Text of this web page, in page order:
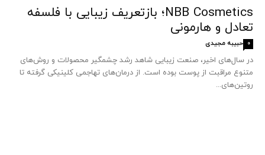
NBB Cosmetics؛ بازتعریف زیبایی با فلسفه
تعادل و هارمونی
حبیبه مجیدی 0
در سال‌های اخیر، صنعت زیبایی شاهد رشد چشمگیر محصولات و روش‌های
متنوع مراقبت از پوست بوده است. از درمان‌های تهاجمی کلینیکی گرفته تا
روتین‌های...